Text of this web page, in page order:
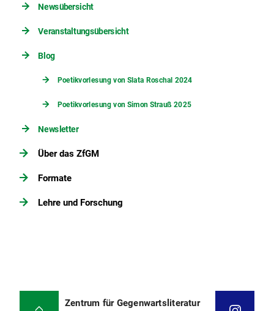
Newsübersicht
Veranstaltungsübersicht
Blog
Poetikvorlesung von Slata Roschal 2024
Poetikvorlesung von Simon Strauß 2025
Newsletter
Über das ZfGM
Formate
Lehre und Forschung
Zentrum für Gegenwartsliteratur